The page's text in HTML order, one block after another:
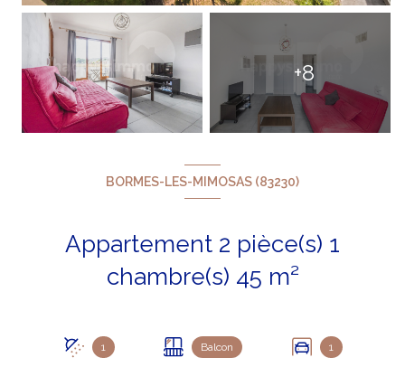
+8
BORMES-LES-MIMOSAS (83230)
Appartement 2 pièce(s) 1
chambre(s) 45 m²
1 Balcon 1